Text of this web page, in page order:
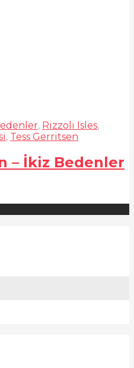
, Rizzoli Isles,
, Tess Gerritsen
– İkiz Bedenler